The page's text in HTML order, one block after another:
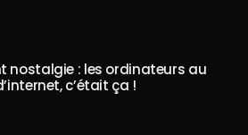
nostalgie : les ordinateurs au
c’était ça !